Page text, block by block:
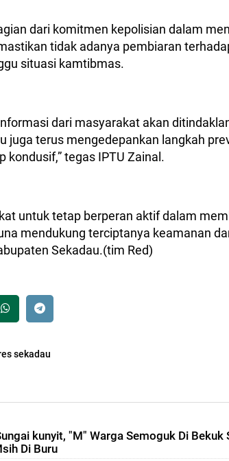
dari komitmen kepolisian dalam
tidak adanya pembiaran
situasi kamtibmas.
dari masyarakat akan
juga terus mengedepankan langkah
tegas IPTU Zainal.
untuk tetap berperan aktif dalam
mendukung terciptanya keamanan
Sekadau.(tim Red)
sekadau
kunyit, "M" Warga Semoguk Di
Di Buru